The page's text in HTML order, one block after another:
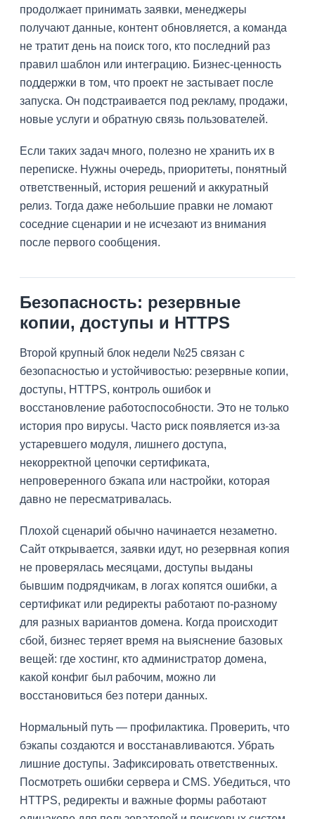
продолжает принимать заявки, менеджеры
получают данные, контент обновляется, а команда
не тратит день на поиск того, кто последний раз
правил шаблон или интеграцию. Бизнес-ценность
поддержки в том, что проект не застывает после
запуска. Он подстраивается под рекламу, продажи,
новые услуги и обратную связь пользователей.
Если таких задач много, полезно не хранить их в
переписке. Нужны очередь, приоритеты, понятный
ответственный, история решений и аккуратный
релиз. Тогда даже небольшие правки не ломают
соседние сценарии и не исчезают из внимания
после первого сообщения.
Безопасность: резервные
копии, доступы и HTTPS
Второй крупный блок недели №25 связан с
безопасностью и устойчивостью: резервные копии,
доступы, HTTPS, контроль ошибок и
восстановление работоспособности. Это не только
история про вирусы. Часто риск появляется из-за
устаревшего модуля, лишнего доступа,
некорректной цепочки сертификата,
непроверенного бэкапа или настройки, которая
давно не пересматривалась.
Плохой сценарий обычно начинается незаметно.
Сайт открывается, заявки идут, но резервная копия
не проверялась месяцами, доступы выданы
бывшим подрядчикам, в логах копятся ошибки, а
сертификат или редиректы работают по-разному
для разных вариантов домена. Когда происходит
сбой, бизнес теряет время на выяснение базовых
вещей: где хостинг, кто администратор домена,
какой конфиг был рабочим, можно ли
восстановиться без потери данных.
Нормальный путь — профилактика. Проверить, что
бэкапы создаются и восстанавливаются. Убрать
лишние доступы. Зафиксировать ответственных.
Посмотреть ошибки сервера и CMS. Убедиться, что
HTTPS, редиректы и важные формы работают